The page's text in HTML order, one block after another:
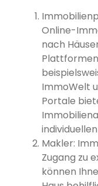
Online-
nach
ImmoWelt
Portale
Makler:
Zugang zu
können